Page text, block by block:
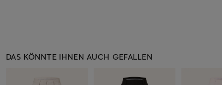
DAS KÖNNTE IHNEN AUCH GEFALLEN